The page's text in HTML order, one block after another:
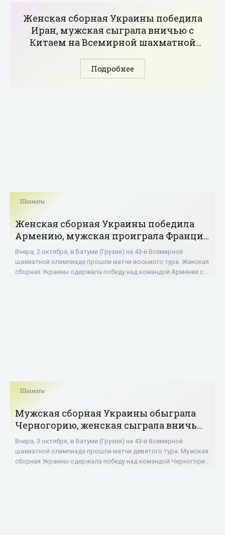
Женская сборная Украины победила
Иран, мужская сыграла вничью с
Китаем на Всемирной шахматной
Подробнее
Шахматы
Женская сборная Украины победила
Армению, мужская проиграла Франции
на Всемирной шахматной олимпиаде -
«Шахматы»
Вчера, 2 октября, в Батуми (Грузия) на 43-й Всемирной
шахматной олимпиаде прошли матчи восьмого тура. Женская
сборная Украины одержала победу над командой Армении со
Шахматы
Мужская сборная Украины обыграла
Черногорию, женская сыграла вничью
с Азербайджаном на Шахматной
олимпиаде - «Шахматы»
Вчера, 3 октября, в Батуми (Грузия) на 43-й Всемирной
шахматной олимпиаде прошли матчи девятого тура. Мужская
сборная Украины одержала победу над командой Черногории